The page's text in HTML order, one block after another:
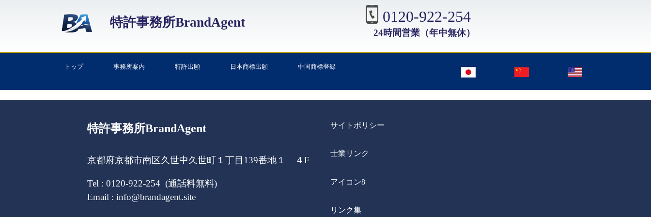
特許事務所BrandAgent 0120-922-254
24時間営業（年中無休）
トップ 事務所案内 特許出願 日本商標出願 中国商標登録
特許事務所BrandAgent
京都府京都市南区久世中久世町１丁目139番地１ ４F
Tel : 0120-922-254 (通話料無料)
Email : info@brandagent.site
サイトポリシー
士業リンク
アイコン8
リンク集